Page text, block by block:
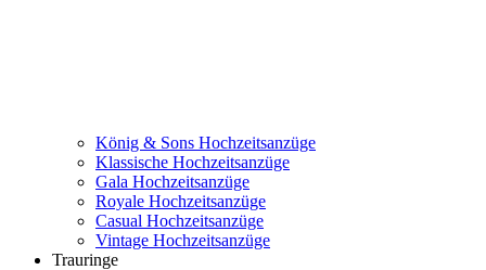
König & Sons Hochzeitsanzüge
Klassische Hochzeitsanzüge
Gala Hochzeitsanzüge
Royale Hochzeitsanzüge
Casual Hochzeitsanzüge
Vintage Hochzeitsanzüge
Trauringe